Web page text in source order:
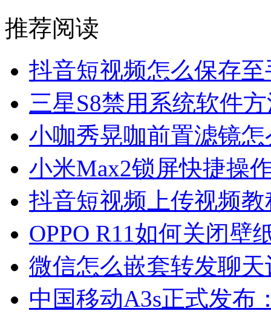
推荐阅读
抖音短视频怎么保存至
三星S8禁用系统软件
小咖秀晃咖前置滤镜怎
小米Max2锁屏快捷操
抖音短视频上传视频教
OPPO R11如何关闭壁
微信怎么嵌套转发聊天
中国移动A3s正式发布